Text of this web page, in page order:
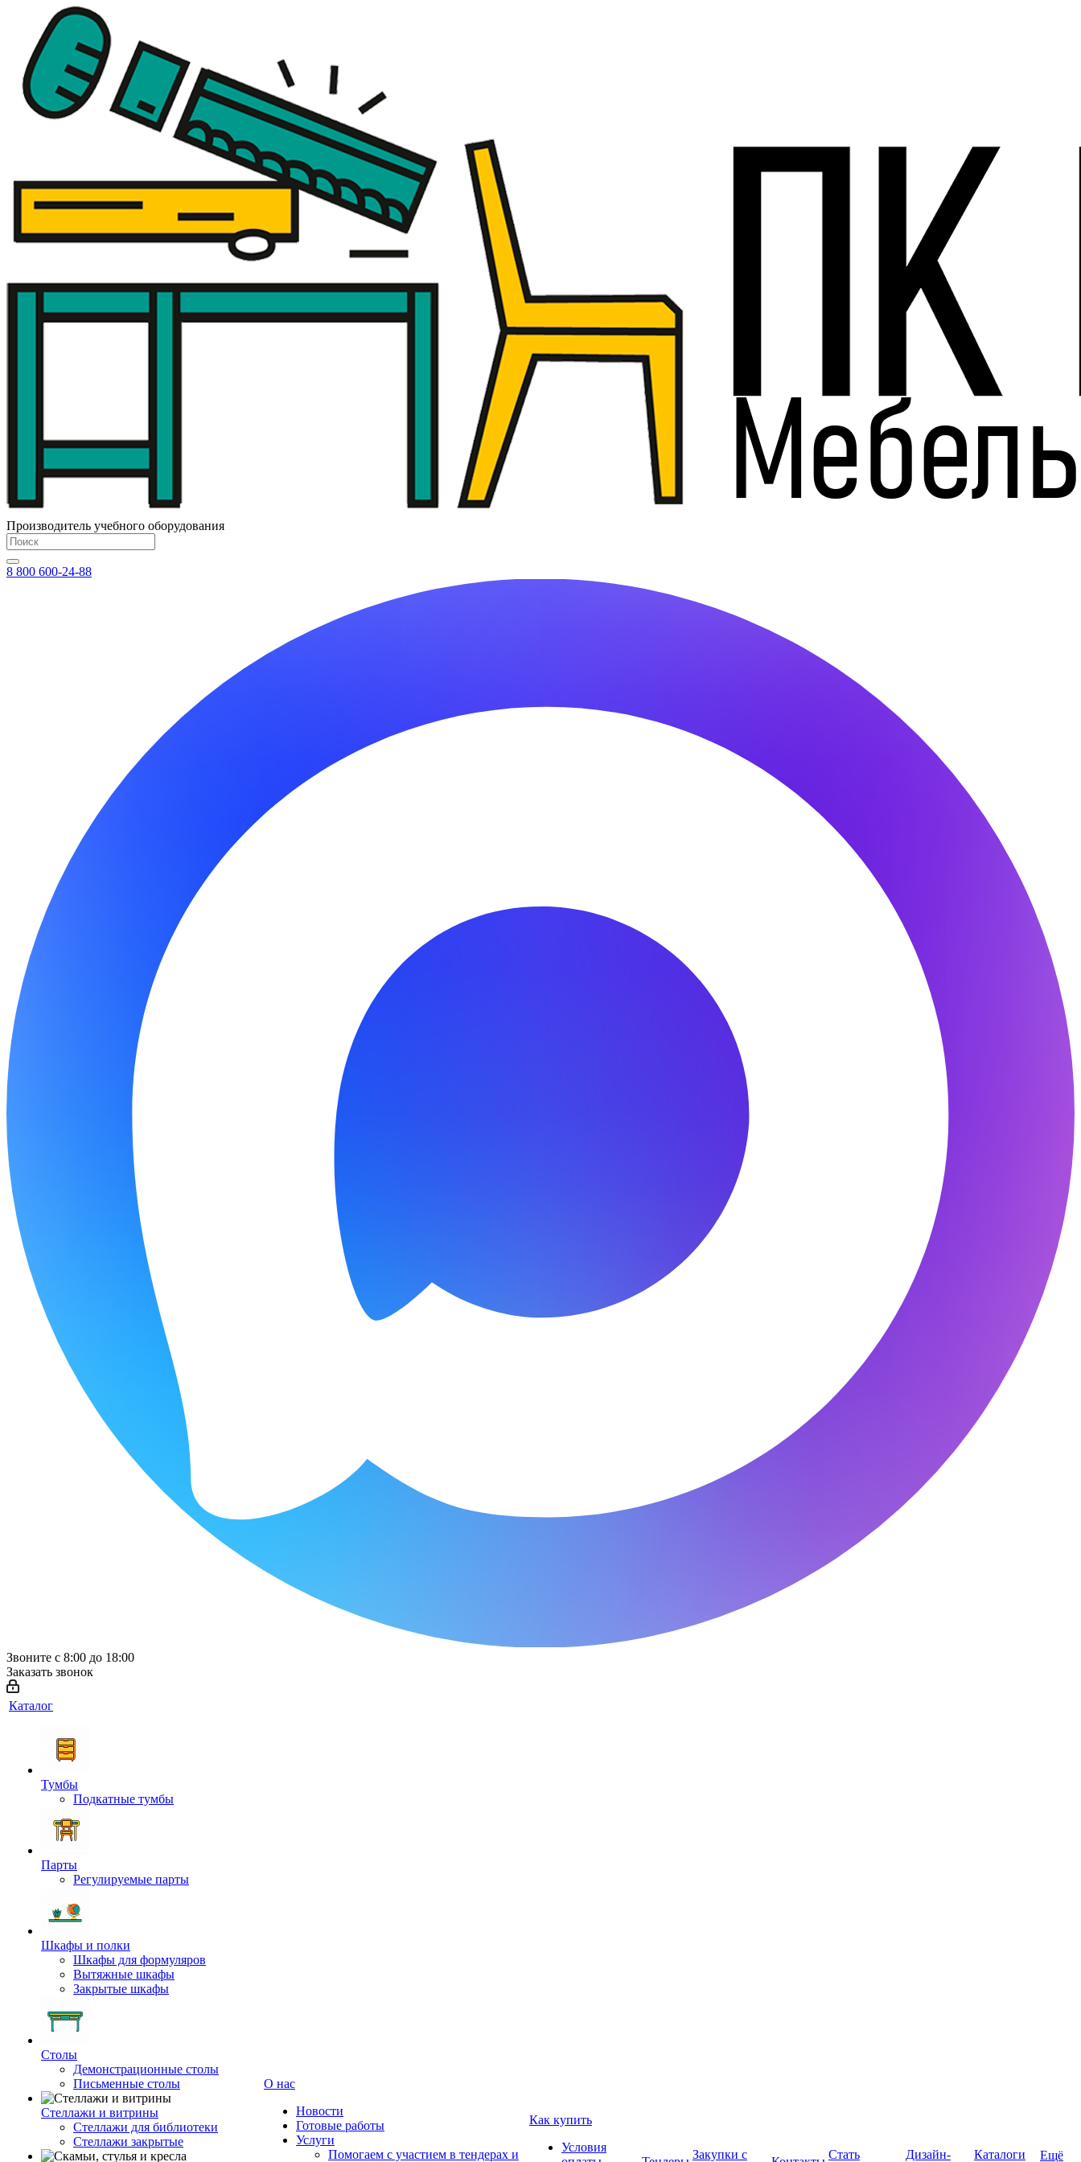
Производитель учебного оборудования
8 800 600-24-88
Звоните с 8:00 до 18:00
Заказать звонок
Каталог
Тумбы
Подкатные тумбы
Парты
Регулируемые парты
Шкафы и полки
Шкафы для формуляров
Вытяжные шкафы
Закрытые шкафы
Столы
Демонстрационные столы
Письменные столы
Стеллажи и витрины
Стеллажи для библиотеки
Стеллажи закрытые
О нас
Новости
Готовые работы
Услуги
Помогаем с участием в тендерах и
Как купить
Условия
Закупки с
Стать
Дизайн-
Каталоги
Ещё